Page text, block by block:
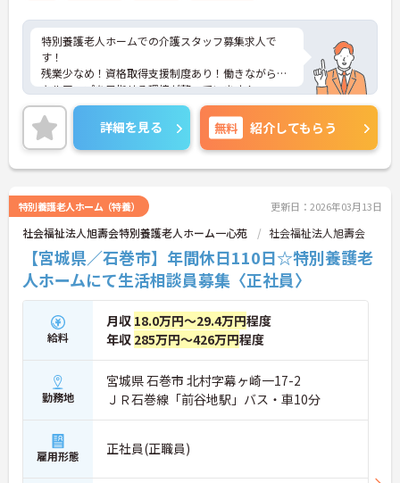
特別養護老人ホームでの介護スタッフ募集求人で
す！
残業少なめ！資格取得支援制度あり！働きながらス
キルアップを目指せる環境が整っています！
ご興味ある方には、面接のポイントなど、さらに詳
細をお話致しますのでお気軽にご相談ください。
詳細を見る 無料 紹介してもらう
特別養護老人ホーム（特養） 更新日：2026年03月13日
社会福祉法人旭壽会特別養護老人ホーム一心苑 社会福祉法人旭壽会
【宮城県／石巻市】年間休日110日☆特別養護老
人ホームにて生活相談員募集〈正社員〉
給料
月収 18.0万円～29.4万円程度
年収 285万円～426万円程度
勤務地
宮城県 石巻市 北村字幕ヶ崎一17-2
ＪＲ石巻線「前谷地駅」バス・車10分
雇用形態 正社員(正職員)